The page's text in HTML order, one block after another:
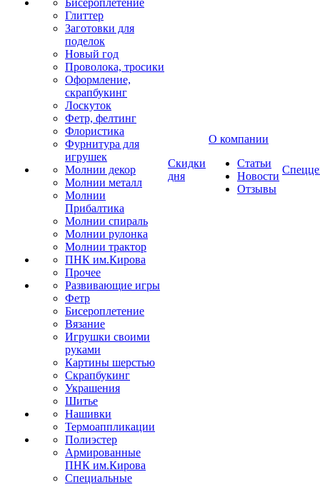
Бисероплетение
Глиттер
Заготовки для
поделок
Новый год
Проволока, тросики
Оформление,
скрапбукинг
Лоскуток
Фетр, фелтинг
Флористика
Фурнитура для
игрушек
Молнии декор
Молнии металл
Молнии
Прибалтика
Молнии спираль
Молнии рулонка
Молнии трактор
ПНК им.Кирова
Прочее
Развивающие игры
Фетр
Бисероплетение
Вязание
Игрушки своими
руками
Картины шерстью
Скрапбукинг
Украшения
Шитье
Нашивки
Термоаппликации
Полиэстер
Армированные
ПНК им.Кирова
Специальные
Скидки
дня
О компании
Статьи
Новости
Отзывы